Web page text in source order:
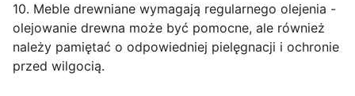
10. Meble drewniane wymagają regularnego olejenia -
olejowanie drewna może być pomocne, ale również
należy pamiętać o odpowiedniej pielęgnacji i ochronie
przed wilgocią.